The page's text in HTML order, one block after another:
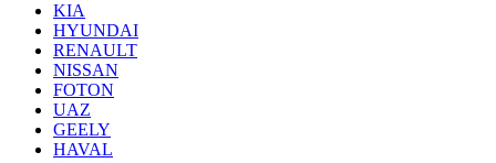
KIA
HYUNDAI
RENAULT
NISSAN
FOTON
UAZ
GEELY
HAVAL